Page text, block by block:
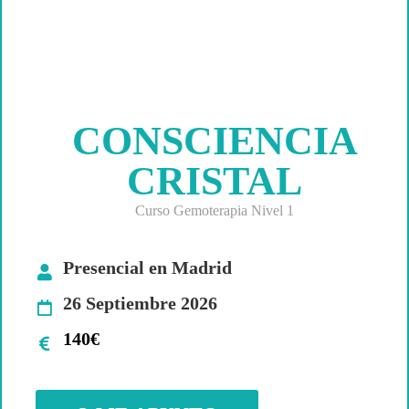
CONSCIENCIA
CRISTAL
Curso Gemoterapia Nivel 1
Presencial en Madrid
26 Septiembre 2026
140€